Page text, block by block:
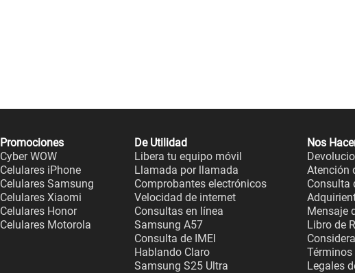
Promociones
Cyber WOW
Celulares iPhone
Celulares Samsung
Celulares Xiaomi
Celulares Honor
Celulares Motorola
De Utilidad
Libera tu equipo móvil
Llamada por llamada
Comprobantes electrónicos
Velocidad de internet
Consultas en línea
Samsung A57
Consulta de IMEI
Hablando Claro
Samsung S25 Ultra
Nos
Atención
Consulta
Mensaje
Libro de
Términos
Legales